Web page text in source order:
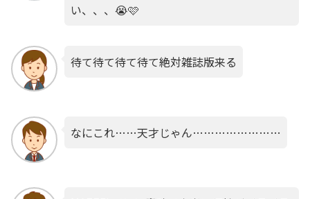
い、、、😭🩷
待て待て待て待て絶対雑誌版来る
なにこれ……天才じゃん……………………